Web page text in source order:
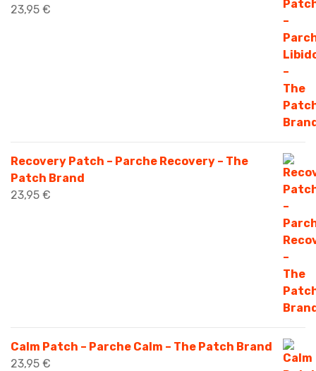
23,95 €
Recovery Patch – Parche Recovery – The
Patch Brand
23,95 €
Calm Patch – Parche Calm – The Patch Brand
23,95 €